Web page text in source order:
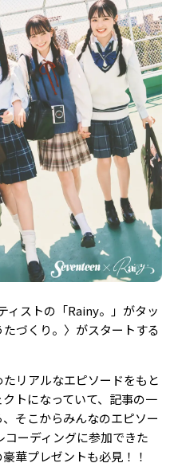
us
イン
ィストの「Rainy。」がタッ
づくり。〉がスタートする
リアルなエピソードをもと
トになっていて、記事の一
そこからみんなのエピソー
ーディングに参加できた
華プレゼントも必見！！